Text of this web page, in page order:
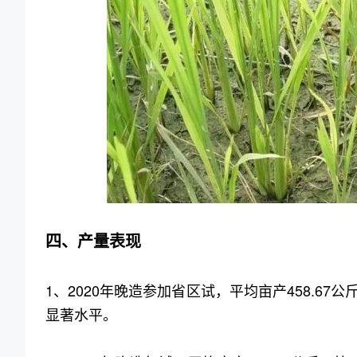
四、产量表现
1、2020年晚造参加省区试，平均亩产458.67公
显著水平。